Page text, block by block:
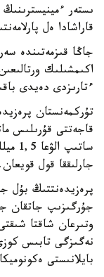
قاراشادا ەل
جاڭا قىزمەتىندە
اكىمشىلىك
ءتارىزدى دەيدى
تۇركمەنستان
قاجەتتى قۇرىلىس
جارلىققا قول قويعان.
پرەزيدەنتتىڭ بۇل
جۇرگىزىپ جاتقان
وتىرعان شاقتا
نەگىزگى تابىس
بايلانىستى